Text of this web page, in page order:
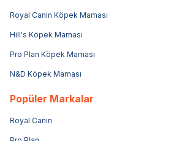
Royal Canin Köpek Maması
Hill's Köpek Maması
Pro Plan Köpek Maması
N&D Köpek Maması
Popüler Markalar
Royal Canin